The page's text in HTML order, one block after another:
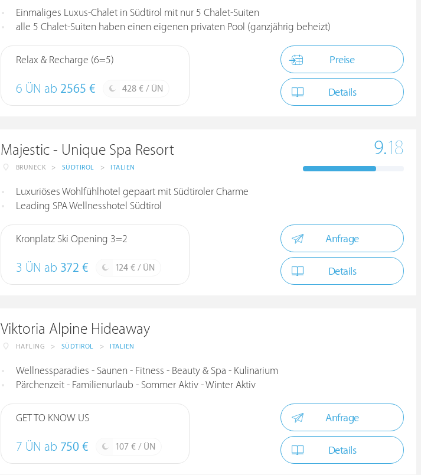
Einmaliges Luxus-Chalet in Südtirol mit nur 5 Chalet-Suiten
alle 5 Chalet-Suiten haben einen eigenen privaten Pool (ganzjährig beheizt)
Relax & Recharge (6=5)
6 ÜN ab 2565 € 428 € / ÜN
Preise
Details
Majestic - Unique Spa Resort
BRUNECK > SÜDTIROL > ITALIEN
9.18
Luxuriöses Wohlfühlhotel gepaart mit Südtiroler Charme
Leading SPA Wellnesshotel Südtirol
Kronplatz Ski Opening 3=2
3 ÜN ab 372 € 124 € / ÜN
Anfrage
Details
Viktoria Alpine Hideaway
HAFLING > SÜDTIROL > ITALIEN
Wellnessparadies - Saunen - Fitness - Beauty & Spa - Kulinarium
Pärchenzeit - Familienurlaub - Sommer Aktiv - Winter Aktiv
GET TO KNOW US
7 ÜN ab 750 € 107 € / ÜN
Anfrage
Details